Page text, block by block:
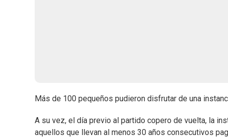
Más de 100 pequeños pudieron disfrutar de una
A su vez, el día previo al partido copero de vuelta, la
aquellos que llevan al menos 30 años consecutivos